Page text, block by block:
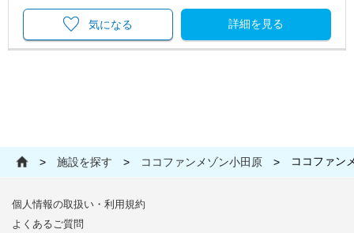
詳細を見る
気になる
> 施設を探す > ココファンメゾン小田原 > ココファン
個人情報の取扱い・利用規約
よくあるご質問